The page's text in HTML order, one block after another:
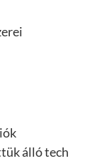
álló tech